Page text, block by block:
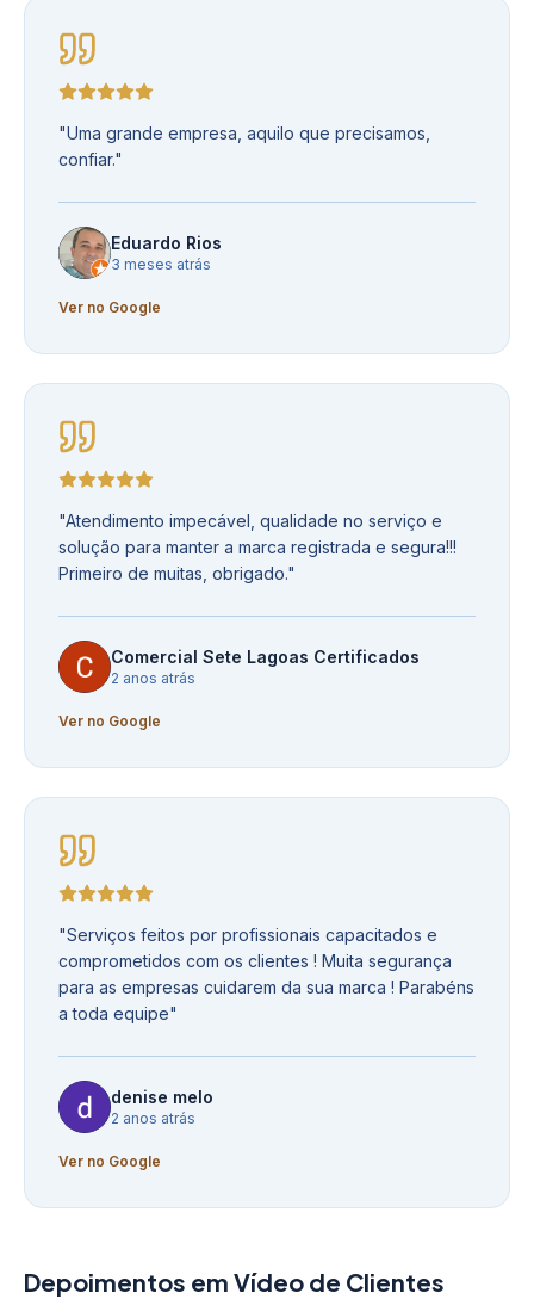
"Uma grande empresa, aquilo que precisamos,
confiar."
Eduardo Rios
3 meses atrás
Ver no Google
"Atendimento impecável, qualidade no serviço e
solução para manter a marca registrada e segura!!!
Primeiro de muitas, obrigado."
Comercial Sete Lagoas Certificados
2 anos atrás
Ver no Google
"Serviços feitos por profissionais capacitados e
comprometidos com os clientes ! Muita segurança
para as empresas cuidarem da sua marca ! Parabéns
a toda equipe"
denise melo
2 anos atrás
Ver no Google
Depoimentos em Vídeo de Clientes